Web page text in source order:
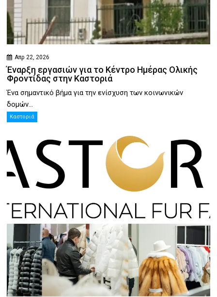
Απρ 22, 2026
Έναρξη εργασιών για το Κέντρο Ημέρας Ολικής
Φροντίδας στην Καστοριά
Ένα σημαντικό βήμα για την ενίσχυση των κοινωνικών
δομών...
Καστοριά